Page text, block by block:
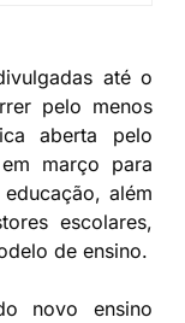
até o
pelo menos
aberta pelo
março para
além
escolares,
de ensino.
novo ensino